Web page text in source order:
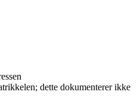
dette dokumenterer ikke